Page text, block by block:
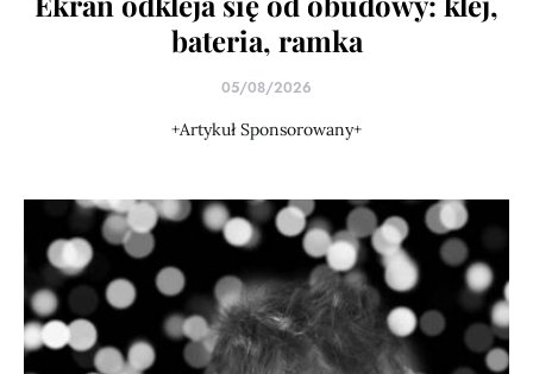
bateria, ramka
05/08/2026
+Artykuł Sponsorowany+